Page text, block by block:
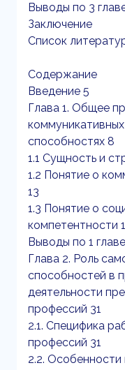
Выводы по 3
Заключение
Список
Содержание
Введение 5
Глава 1. Общее
коммуникативных
способностях 8
1.1 Сущность и
1.2 Понятие о
13
1.3 Понятие о
компетентности
Выводы по 1
Глава 2. Роль
способностей в
деятельности
профессий 31
2.1. Специфика
профессий 31
2.2.